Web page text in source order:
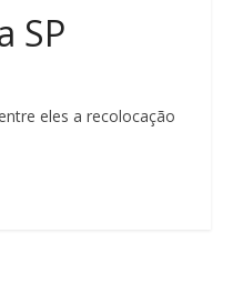
SP
eles a recolocação